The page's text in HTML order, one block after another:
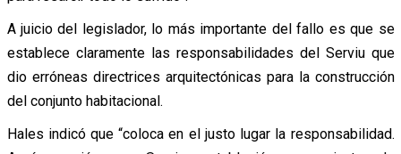
A juicio del legislador, lo más importante del fallo es que se
establece claramente las responsabilidades del Serviu que
dio erróneas directrices arquitectónicas para la construcción
del conjunto habitacional.
Hales indicó que “coloca en el justo lugar la responsabilidad.